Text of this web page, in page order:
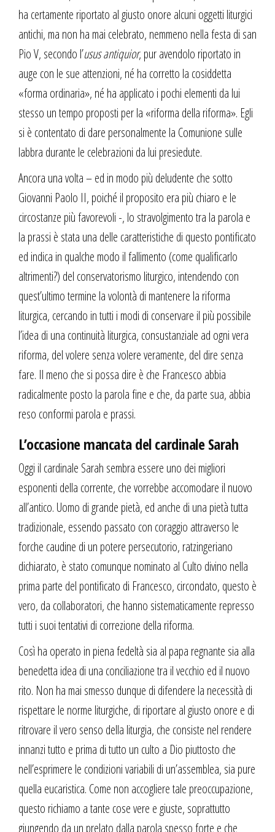
ha certamente riportato al giusto onore alcuni oggetti liturgici
antichi, ma non ha mai celebrato, nemmeno nella festa di san
Pio V, secondo l’usus antiquior, pur avendolo riportato in
auge con le sue attenzioni, né ha corretto la cosiddetta
«forma ordinaria», né ha applicato i pochi elementi da lui
stesso un tempo proposti per la «riforma della riforma». Egli
si è contentato di dare personalmente la Comunione sulle
labbra durante le celebrazioni da lui presiedute.
Ancora una volta – ed in modo più deludente che sotto
Giovanni Paolo II, poiché il proposito era più chiaro e le
circostanze più favorevoli -, lo stravolgimento tra la parola e
la prassi è stata una delle caratteristiche di questo pontificato
ed indica in qualche modo il fallimento (come qualificarlo
altrimenti?) del conservatorismo liturgico, intendendo con
quest’ultimo termine la volontà di mantenere la riforma
liturgica, cercando in tutti i modi di conservare il più possibile
l’idea di una continuità liturgica, consustanziale ad ogni vera
riforma, del volere senza volere veramente, del dire senza
fare. Il meno che si possa dire è che Francesco abbia
radicalmente posto la parola fine e che, da parte sua, abbia
reso conformi parola e prassi.
L’occasione mancata del cardinale Sarah
Oggi il cardinale Sarah sembra essere uno dei migliori
esponenti della corrente, che vorrebbe accomodare il nuovo
all’antico. Uomo di grande pietà, ed anche di una pietà tutta
tradizionale, essendo passato con coraggio attraverso le
forche caudine di un potere persecutorio, ratzingeriano
dichiarato, è stato comunque nominato al Culto divino nella
prima parte del pontificato di Francesco, circondato, questo è
vero, da collaboratori, che hanno sistematicamente represso
tutti i suoi tentativi di correzione della riforma.
Così ha operato in piena fedeltà sia al papa regnante sia alla
benedetta idea di una conciliazione tra il vecchio ed il nuovo
rito. Non ha mai smesso dunque di difendere la necessità di
rispettare le norme liturgiche, di riportare al giusto onore e di
ritrovare il vero senso della liturgia, che consiste nel rendere
innanzi tutto e prima di tutto un culto a Dio piuttosto che
nell’esprimere le condizioni variabili di un’assemblea, sia pure
quella eucaristica. Come non accogliere tale preoccupazione,
questo richiamo a tante cose vere e giuste, soprattutto
giungendo da un prelato dalla parola spesso forte e che